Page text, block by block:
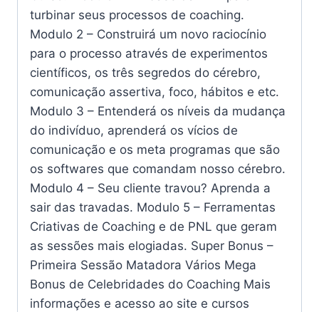
turbinar seus processos de coaching.
Modulo 2 – Construirá um novo raciocínio
para o processo através de experimentos
científicos, os três segredos do cérebro,
comunicação assertiva, foco, hábitos e etc.
Modulo 3 – Entenderá os níveis da mudança
do indivíduo, aprenderá os vícios de
comunicação e os meta programas que são
os softwares que comandam nosso cérebro.
Modulo 4 – Seu cliente travou? Aprenda a
sair das travadas. Modulo 5 – Ferramentas
Criativas de Coaching e de PNL que geram
as sessões mais elogiadas. Super Bonus –
Primeira Sessão Matadora Vários Mega
Bonus de Celebridades do Coaching Mais
informações e acesso ao site e cursos